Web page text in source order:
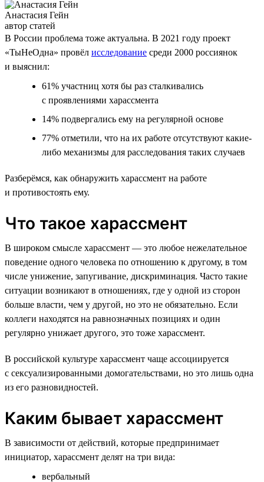
Анастасия Гейн
автор статей
В России проблема тоже актуальна. В 2021 году проект
«ТыНеОдна» провёл исследование среди 2000 россиянок
и выяснил:
61% участниц хотя бы раз сталкивались
с проявлениями харассмента
14% подвергались ему на регулярной основе
77% отметили, что на их работе отсутствуют какие-
либо механизмы для расследования таких случаев
Разберёмся, как обнаружить харассмент на работе
и противостоять ему.
Что такое харассмент
В широком смысле харассмент — это любое нежелательное
поведение одного человека по отношению к другому, в том
числе унижение, запугивание, дискриминация. Часто такие
ситуации возникают в отношениях, где у одной из сторон
больше власти, чем у другой, но это не обязательно. Если
коллеги находятся на равнозначных позициях и один
регулярно унижает другого, это тоже харассмент.
В российской культуре харассмент чаще ассоциируется
с сексуализированными домогательствами, но это лишь одна
из его разновидностей.
Каким бывает харассмент
В зависимости от действий, которые предпринимает
инициатор, харассмент делят на три вида:
вербальный